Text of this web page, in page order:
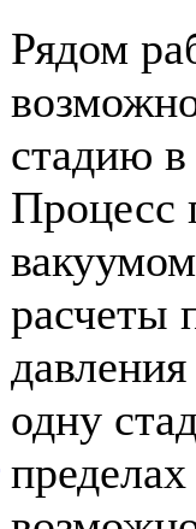
Рядом
стадию в
Процесс
расчеты
одну